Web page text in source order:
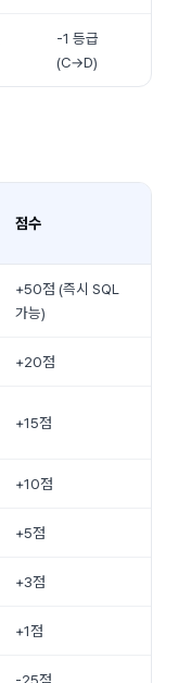
-1 등급
(C→D)
점수
+50점 (즉시 SQL
가능)
+20점
+15점
+10점
+5점
+3점
+1점